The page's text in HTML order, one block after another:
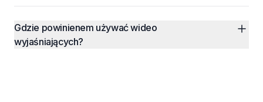
Gdzie powinienem używać wideo
wyjaśniających?